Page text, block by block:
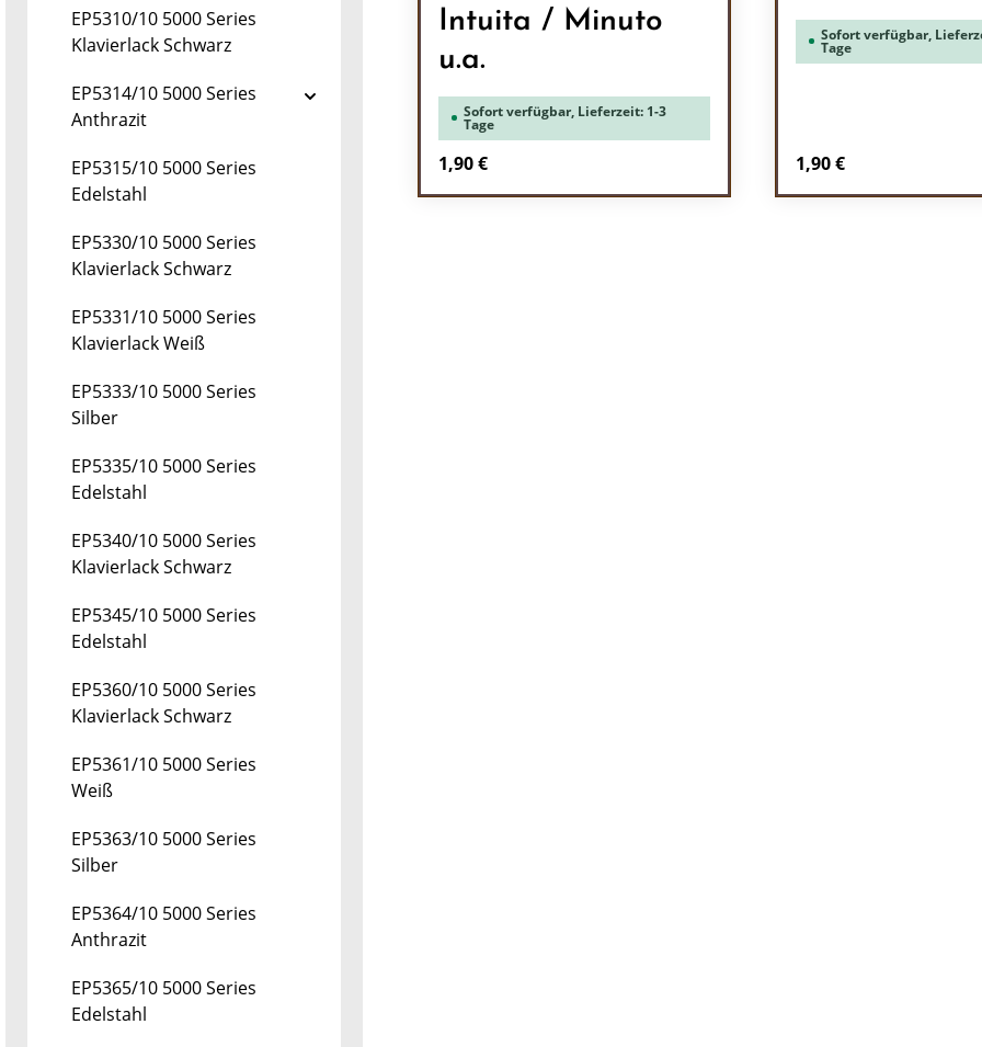
EP5310/10 5000 Series
Klavierlack Schwarz
EP5314/10 5000 Series
Anthrazit
EP5315/10 5000 Series
Edelstahl
EP5330/10 5000 Series
Klavierlack Schwarz
EP5331/10 5000 Series
Klavierlack Weiß
EP5333/10 5000 Series
Silber
EP5335/10 5000 Series
Edelstahl
EP5340/10 5000 Series
Klavierlack Schwarz
EP5345/10 5000 Series
Edelstahl
EP5360/10 5000 Series
Klavierlack Schwarz
EP5361/10 5000 Series
Weiß
EP5363/10 5000 Series
Silber
EP5364/10 5000 Series
Anthrazit
EP5365/10 5000 Series
Edelstahl
Intuita / Minuto
u.a.
Sofort verfügbar, Lieferzeit: 1-3
Tage
Regulärer Preis:
1,90 €
Sofort verfügbar,
Tage
Regulärer Preis:
1,90 €